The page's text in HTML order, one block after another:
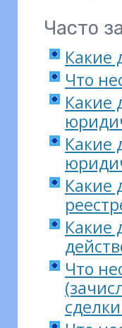
Часто
Какие
Что
Какие
Какие
Какие
Какие
Что